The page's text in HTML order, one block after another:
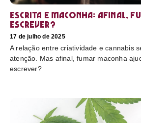
Escrita e maconha: afinal,
escrever?
17 de julho de 2025
A relação entre criatividade e cannabis
atenção. Mas afinal, fumar maconha
escrever?